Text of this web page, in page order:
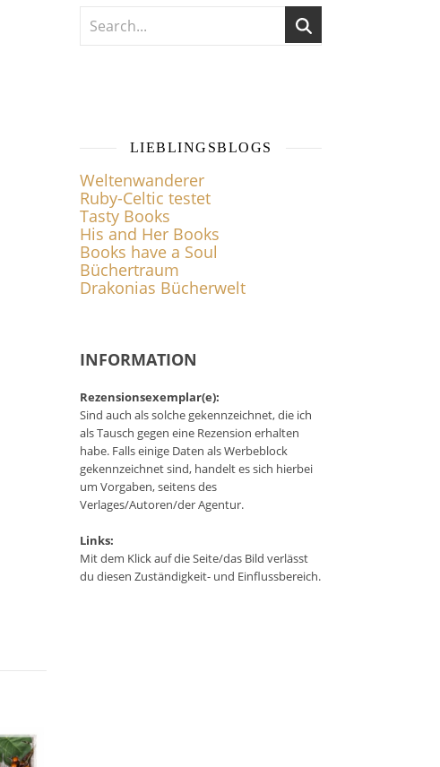
LIEBLINGSBLOGS
Weltenwanderer
Ruby-Celtic testet
Tasty Books
His and Her Books
Books have a Soul
Büchertraum
Drakonias Bücherwelt
INFORMATION
Rezensionsexemplar(e):
Sind auch als solche gekennzeichnet, die ich
als Tausch gegen eine Rezension erhalten
habe. Falls einige Daten als Werbeblock
gekennzeichnet sind, handelt es sich hierbei
um Vorgaben, seitens des
Verlages/Autoren/der Agentur.
Links:
Mit dem Klick auf die Seite/das Bild verlässt
du diesen Zuständigkeit- und Einflussbereich.